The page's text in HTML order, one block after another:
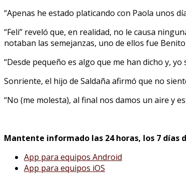
“Apenas he estado platicando con Paola unos
“Feli” reveló que, en realidad, no le causa
notaban las semejanzas, uno de ellos fue Benito
“Desde pequeño es algo que me han dicho y,
Sonriente, el hijo de Saldaña afirmó que no
“No (me molesta), al final nos damos un aire y
Mantente informado las 24 horas, los 7 días
App para equipos Android
App para equipos iOS